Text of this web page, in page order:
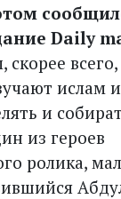
Daily
скорее
ислам
и
из героев
ролика,